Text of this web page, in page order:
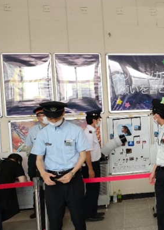
ロア
ンケ
ー
（抽
選）
タ
オ
ル
と
ウ
ェ
ッ
ト
テ